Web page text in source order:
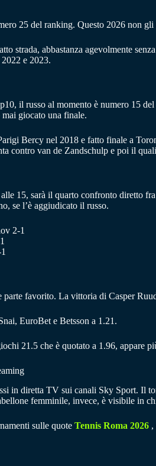
25 del ranking. Questo 2026 non
strada, abbastanza agevolmente
e 2023.
il russo al momento è numero 15
giocato una finale.
Bercy nel 2018 e fatto finale a
contro van de Zandschulp e poi il
15, sarà il quarto confronto diretto
se l’è aggiudicato il russo.
2-1
favorito. La vittoria di Casper
EuroBet e Betsson a 1.21.
21.5 che è quotato a 1.96, appare
in diretta TV sui canali Sky Sport. Il
femminile, invece, è visibile in
sulle quote Tennis Roma 2026 ,